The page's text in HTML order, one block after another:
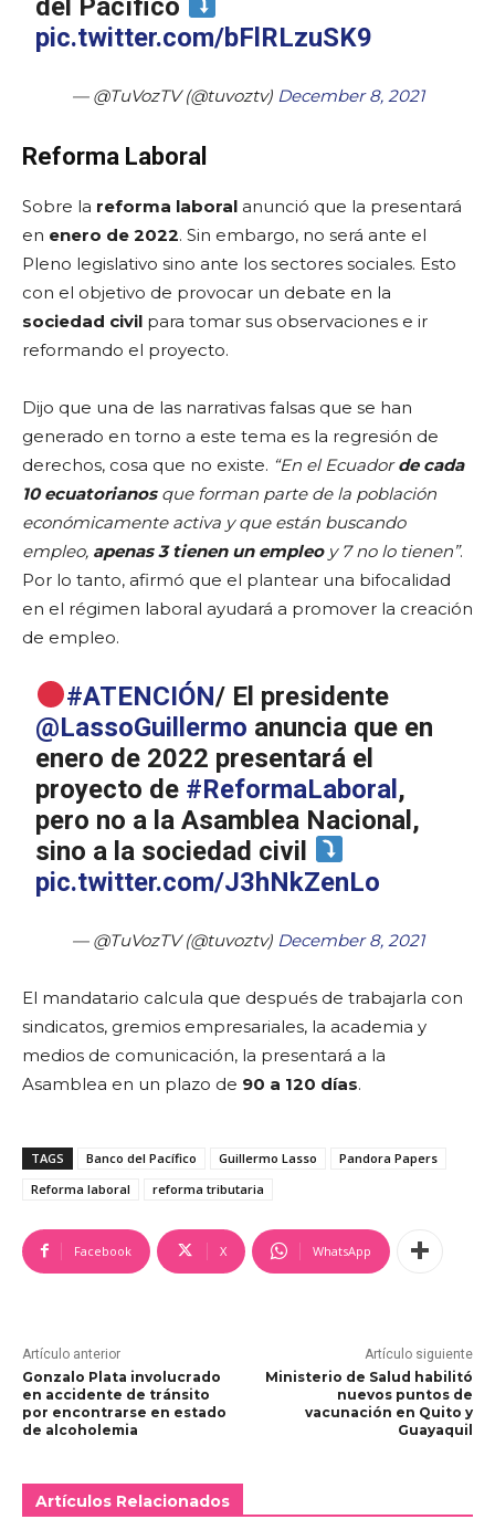
del Pacífico
pic.twitter.com/bFlRLzuSK9
— @TuVozTV (@tuvoztv) December 8, 2021
Reforma Laboral
Sobre la reforma laboral anunció que la presentará
en enero de 2022. Sin embargo, no será ante el
Pleno legislativo sino ante los sectores sociales. Esto
con el objetivo de provocar un debate en la
sociedad civil para tomar sus observaciones e ir
reformando el proyecto.
Dijo que una de las narrativas falsas que se han
generado en torno a este tema es la regresión de
derechos, cosa que no existe. “En el Ecuadorde cada
10 ecuatorianos que forman parte de la población
económicamente activa y que están buscando
empleo, apenas 3 tienen un empleoy 7 no lo tienen”.
Por lo tanto, afirmó que el plantear una bifocalidad
en el régimen laboral ayudará a promover la creación
de empleo.
#ATENCIÓN/ El presidente
@LassoGuillermo anuncia que en
enero de 2022 presentará el
proyecto de #ReformaLaboral ,
pero no a la Asamblea Nacional,
sino a la sociedad civil
pic.twitter.com/J3hNkZenLo
— @TuVozTV (@tuvoztv) December 8, 2021
El mandatario calcula que después de trabajarla con
sindicatos, gremios empresariales, la academia y
medios de comunicación, la presentará a la
Asamblea en un plazo de 90 a 120 días.
TAGS Banco del Pacífico Guillermo Lasso
Pandora Papers
Reforma laboral
reforma tributaria
Facebook X WhatsApp
Artículo anterior
Gonzalo Plata involucrado
en accidente de tránsito
por encontrarse en estado
de alcoholemia
Artículo siguiente
Ministerio de Salud habilitó
nuevos puntos de
vacunación en Quito y
Guayaquil
Artículos Relacionados